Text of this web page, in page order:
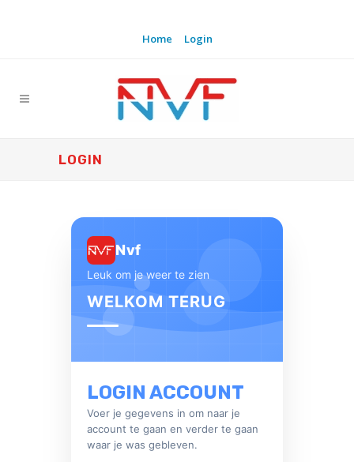
Home Login
LOGIN
Nvf
Leuk om je weer te zien
WELKOM TERUG
LOGIN ACCOUNT
Voer je gegevens in om naar je
account te gaan en verder te gaan
waar je was gebleven.